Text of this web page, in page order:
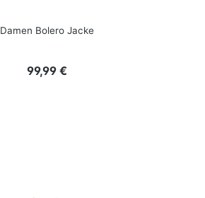
Damen Bolero Jacke
Regulärer Preis:
99,99 €